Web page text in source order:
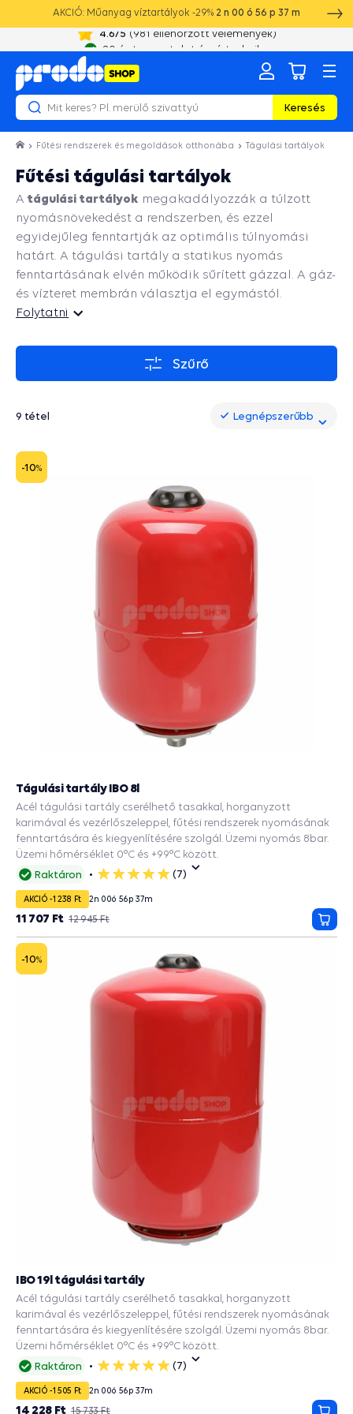
AKCIÓ: Műanyag víztartályok -29% 2 n 00 ó 56 p 36 m
20 év tapasztalat és víztechnika
Keresés
Fűtési rendszerek és megoldások otthonába Tágulási tartályok
Fűtési tágulási tartályok
A tágulási tartályok megakadályozzák a túlzott
nyomásnövekedést a rendszerben, és ezzel
egyidejűleg fenntartják az optimális túlnyomási
határt. A tágulási tartály a statikus nyomás
fenntartásának elvén működik sűrített gázzal. A gáz-
és vízteret membrán választja el egymástól.
Folytatni
Folytatni
Szűrő
9 tétel Legnépszerűbb
Legnépszerűbb
-10%
Raktáron
5
(7)
Tágulási tartály IBO 8l
Acél tágulási tartály cserélhető tasakkal, horganyzott
karimával és vezérlőszeleppel, fűtési rendszerek nyomásának
fenntartására és kiegyenlítésére szolgál. Üzemi nyomás 8bar.
Üzemi hőmérséklet 0°C és +99°C között.
AKCIÓ -1 238 Ft 2n 00ó 56p 36m
12 945 Ft
11 707 Ft
-10%
Raktáron
5
(7)
IBO 19l tágulási tartály
Acél tágulási tartály cserélhető tasakkal, horganyzott
karimával és vezérlőszeleppel, fűtési rendszerek nyomásának
fenntartására és kiegyenlítésére szolgál. Üzemi nyomás 8bar.
Üzemi hőmérséklet 0°C és +99°C között.
AKCIÓ -1 505 Ft 2n 00ó 56p 36m
15 733 Ft
14 228 Ft